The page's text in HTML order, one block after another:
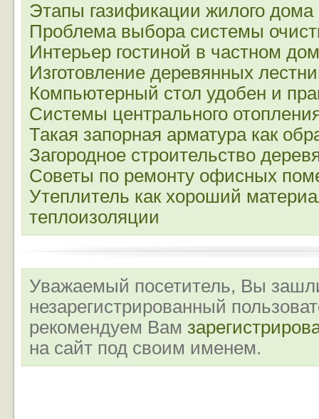
Этапы газификации жилого дома
Проблема выбора системы
Интерьер гостиной в частном
Изготовление деревянных
Компьютерный стол удобен и
Системы центрального
Такая запорная арматура как
Загородное строительство
Советы по ремонту офисных
Утеплитель как хороший
теплоизоляции
Уважаемый посетитель, Вы
незарегистрированный
рекомендуем Вам
на сайт под своим именем.